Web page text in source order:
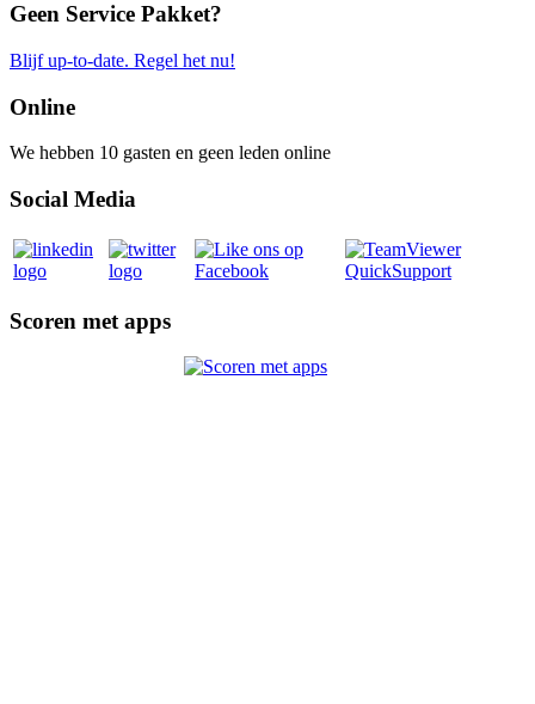
Geen Service Pakket?
Blijf up-to-date. Regel het nu!
Online
We hebben 10 gasten en geen leden online
Social Media
Scoren met apps